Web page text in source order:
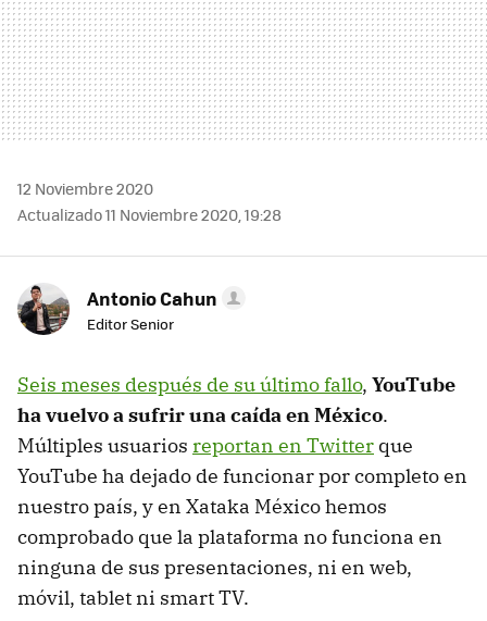
12 Noviembre 2020
Actualizado 11 Noviembre 2020, 19:28
Antonio Cahun
Editor Senior
Seis meses después de su último fallo, YouTube
ha vuelvo a sufrir una caída en México.
Múltiples usuarios reportan en Twitter que
YouTube ha dejado de funcionar por completo en
nuestro país, y en Xataka México hemos
comprobado que la plataforma no funciona en
ninguna de sus presentaciones, ni en web,
móvil, tablet ni smart TV.